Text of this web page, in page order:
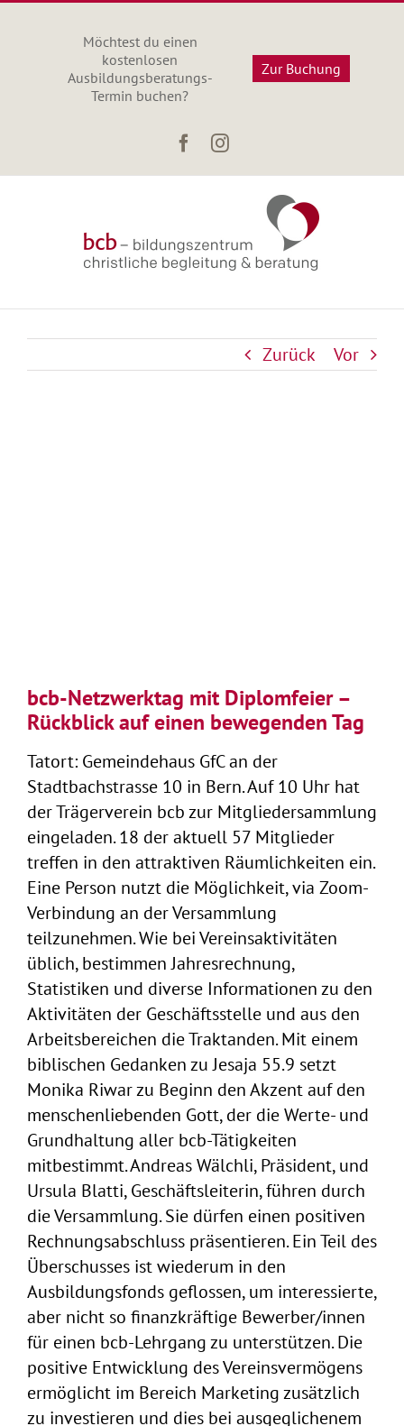
Möchtest du einen
kostenlosen
Ausbildungsberatungs-
Termin buchen?
Zur Buchung
FacebookInstagram
Zurück Vor
bcb-Netzwerktag mit Diplomfeier –
Rückblick auf einen bewegenden Tag
Tatort: Gemeindehaus GfC an der
Stadtbachstrasse 10 in Bern. Auf 10 Uhr hat
der Trägerverein bcb zur Mitgliedersammlung
eingeladen. 18 der aktuell 57 Mitglieder
treffen in den attraktiven Räumlichkeiten ein.
Eine Person nutzt die Möglichkeit, via Zoom-
Verbindung an der Versammlung
teilzunehmen. Wie bei Vereinsaktivitäten
üblich, bestimmen Jahresrechnung,
Statistiken und diverse Informationen zu den
Aktivitäten der Geschäftsstelle und aus den
Arbeitsbereichen die Traktanden. Mit einem
biblischen Gedanken zu Jesaja 55.9 setzt
Monika Riwar zu Beginn den Akzent auf den
menschenliebenden Gott, der die Werte- und
Grundhaltung aller bcb-Tätigkeiten
mitbestimmt. Andreas Wälchli, Präsident, und
Ursula Blatti, Geschäftsleiterin, führen durch
die Versammlung. Sie dürfen einen positiven
Rechnungsabschluss präsentieren. Ein Teil des
Überschusses ist wiederum in den
Ausbildungsfonds geflossen, um interessierte,
aber nicht so finanzkräftige Bewerber/innen
für einen bcb-Lehrgang zu unterstützen. Die
positive Entwicklung des Vereinsvermögens
ermöglicht im Bereich Marketing zusätzlich
zu investieren und dies bei ausgeglichenem